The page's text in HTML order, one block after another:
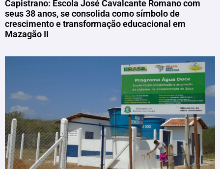
Capistrano: Escola José Cavalcante Romano com
seus 38 anos, se consolida como símbolo de
crescimento e transformação educacional em
Mazagão II